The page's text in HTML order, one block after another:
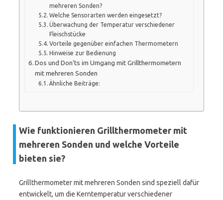
mehreren Sonden?
Welche Sensorarten werden eingesetzt?
Überwachung der Temperatur verschiedener
Fleischstücke
Vorteile gegenüber einfachen Thermometern
Hinweise zur Bedienung
Dos und Don’ts im Umgang mit Grillthermometern
mit mehreren Sonden
Ähnliche Beiträge:
Wie funktionieren Grillthermometer mit
mehreren Sonden und welche Vorteile
bieten sie?
Grillthermometer mit mehreren Sonden sind speziell dafür
entwickelt, um die Kerntemperatur verschiedener